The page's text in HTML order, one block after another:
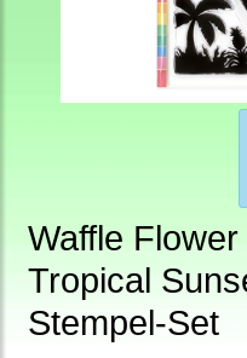
Waffle
Tropical
Stempel-Set